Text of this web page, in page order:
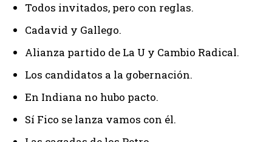
Todos invitados, pero con reglas.
Cadavid y Gallego.
Alianza partido de La U y Cambio Radical.
Los candidatos a la gobernación.
En Indiana no hubo pacto.
Sí Fico se lanza vamos con él.